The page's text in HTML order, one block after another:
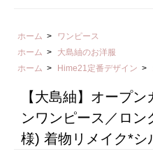
ホーム >
ワンピース
ホーム >
大島紬のお洋服
ホーム > Hime21定番デザイン >
【大島紬】オープ
ンワンピース／ロン
様) 着物リメイク*